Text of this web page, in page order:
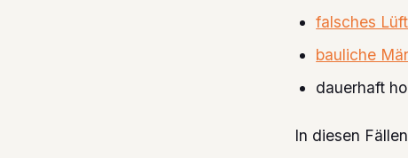
falsches
bauliche
dauerhaft
In diesen